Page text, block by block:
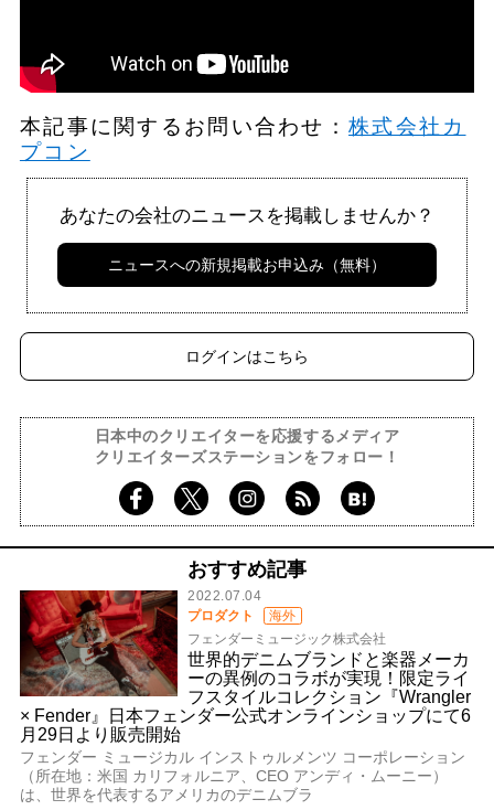
本記事に関するお問い合わせ：株式会社カ
プコン
あなたの会社のニュースを掲載しませんか？
ニュースへの新規掲載お申込み（無料）
ログインはこちら
日本中のクリエイターを応援するメディア
クリエイターズステーションをフォロー！
おすすめ記事
2022.07.04
プロダクト
海外
フェンダーミュージック株式会社
世界的デニムブランドと楽器メーカ
ーの異例のコラボが実現！限定ライ
フスタイルコレクション『Wrangler
× Fender』日本フェンダー公式オンラインショップにて6
月29日より販売開始
フェンダー ミュージカル インストゥルメンツ コーポレーション
（所在地：米国 カリフォルニア、CEO アンディ・ムーニー）
は、世界を代表するアメリカのデニムブラ